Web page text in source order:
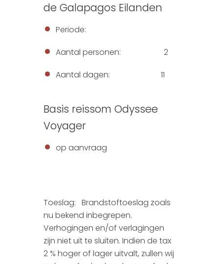
de Galapagos Eilanden
Periode:
Aantal personen: 2
Aantal dagen: 11
Basis reissom Odyssee
Voyager
op aanvraag
Toeslag: Brandstoftoeslag zoals
nu bekend inbegrepen.
Verhogingen en/of verlagingen
zijn niet uit te sluiten. Indien de tax
2 % hoger of lager uitvalt, zullen wij